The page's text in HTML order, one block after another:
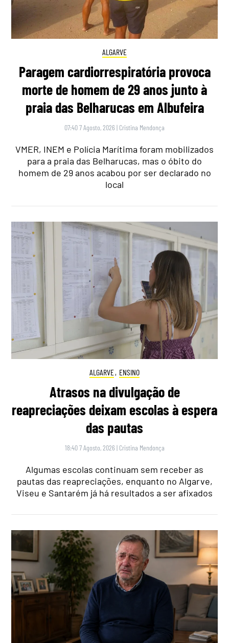
ALGARVE
Paragem cardiorrespiratória provoca
morte de homem de 29 anos junto à
praia das Belharucas em Albufeira
07:40 7 Agosto, 2026 | Cristina Mendonça
VMER, INEM e Polícia Marítima foram mobilizados
para a praia das Belharucas, mas o óbito do
homem de 29 anos acabou por ser declarado no
local
ALGARVE, ENSINO
Atrasos na divulgação de
reapreciações deixam escolas à espera
das pautas
18:40 7 Agosto, 2026 | Cristina Mendonça
Algumas escolas continuam sem receber as
pautas das reapreciações, enquanto no Algarve,
Viseu e Santarém já há resultados a ser afixados